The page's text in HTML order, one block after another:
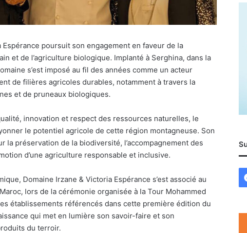
Espérance poursuit son engagement en faveur de la
et de l’agriculture biologique. Implanté à Serghina, dans la
s’est imposé au fil des années comme un acteur
de filières agricoles durables, notamment à travers la
et de pruneaux biologiques.
innovation et respect des ressources naturelles, le
le potentiel agricole de cette région montagneuse. Son
la préservation de la biodiversité, l’accompagnement des
d’une agriculture responsable et inclusive.
Domaine Irzane & Victoria Espérance s’est associé au
lors de la cérémonie organisée à la Tour Mohammed
établissements référencés dans cette première édition du
qui met en lumière son savoir-faire et son
du terroir.